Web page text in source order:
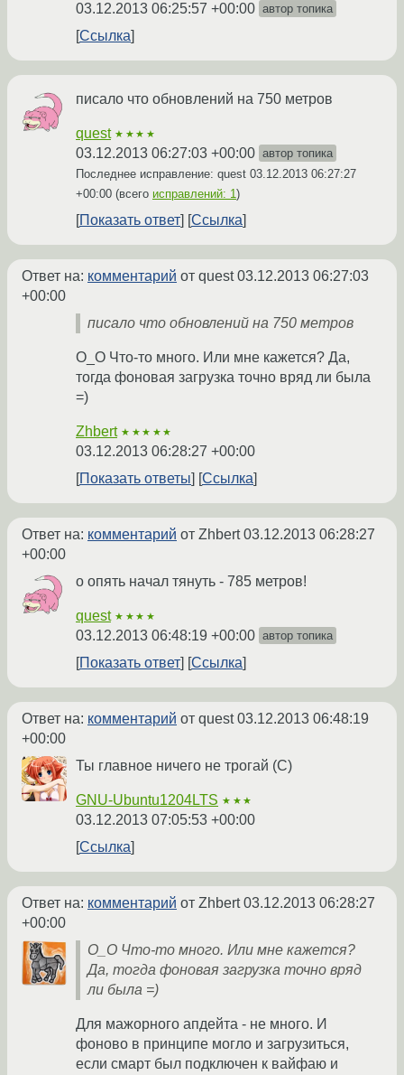
03.12.2013 06:25:57 +00:00 автор топика
Ссылка
писало что обновлений на 750 метров
quest ★★★★
03.12.2013 06:27:03 +00:00 автор топика
Последнее исправление: quest 03.12.2013 06:27:27
+00:00 (всего исправлений: 1)
Показать ответ Ссылка
Ответ на: комментарий от quest03.12.2013 06:27:03
+00:00
писало что обновлений на 750 метров
О_О Что-то много. Или мне кажется? Да,
тогда фоновая загрузка точно вряд ли была
=)
Zhbert ★★★★★
03.12.2013 06:28:27 +00:00
Показать ответы
Ссылка
Ответ на: комментарий от Zhbert03.12.2013 06:28:27
+00:00
о опять начал тянуть - 785 метров!
quest ★★★★
03.12.2013 06:48:19 +00:00 автор топика
Показать ответ Ссылка
Ответ на: комментарий от quest03.12.2013 06:48:19
+00:00
Ты главное ничего не трогай (С)
GNU-Ubuntu1204LTS ★★★
03.12.2013 07:05:53 +00:00
Ссылка
Ответ на: комментарий от Zhbert03.12.2013 06:28:27
+00:00
О_О Что-то много. Или мне кажется?
Да, тогда фоновая загрузка точно вряд
ли была =)
Для мажорного апдейта - не много. И
фоново в принципе могло и загрузиться,
если смарт был подключен к вайфаю и